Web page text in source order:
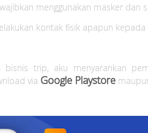
menggunakan masker dan
kontak fisik apapun kepada
trip, aku menyarankan
via Google Playstore